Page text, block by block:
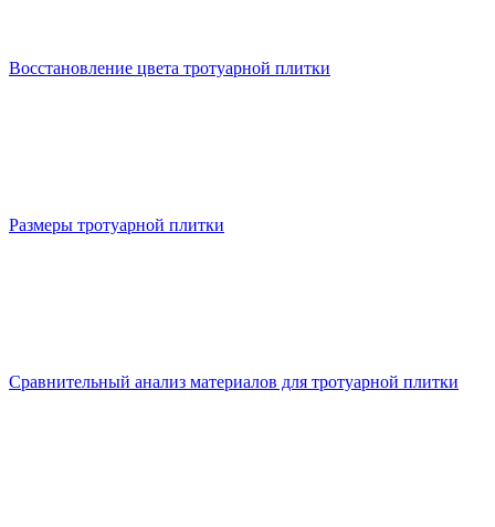
Восстановление цвета тротуарной плитки
Размеры тротуарной плитки
Сравнительный анализ материалов для тротуарной плитки